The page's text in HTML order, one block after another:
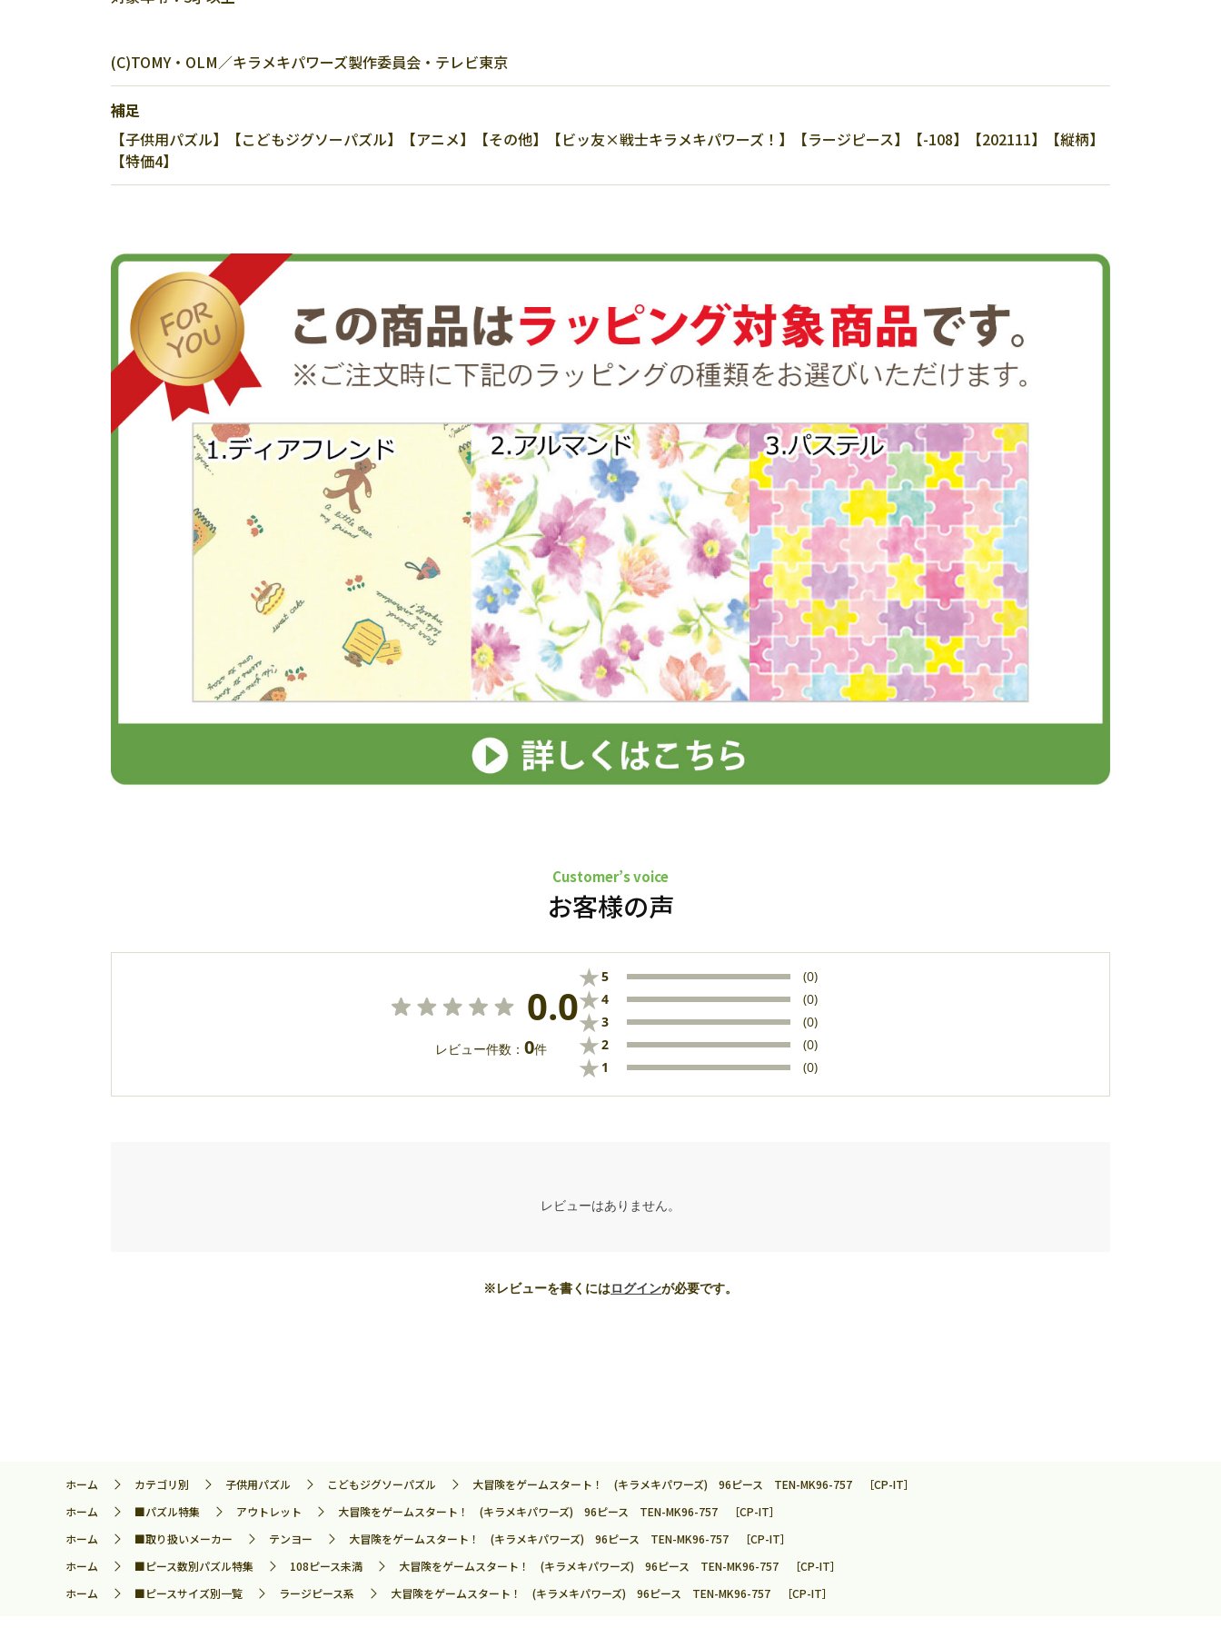
(C)TOMY・OLM／キラメキパワーズ製作委員会・テレビ東京
補足
【子供用パズル】【こどもジグソーパズル】【アニメ】【その他】【ビッ友×戦士キラメキパワーズ！】【ラージピース】【-108】【202111】【縦柄】
【特価4】
Customer’s voice
お客様の声
0.0
レビュー件数： 0件
★5 (0)
★4 (0)
★3 (0)
★2 (0)
★ 1 (0)
レビューはありません。
※レビューを書くにはログインが必要です。
ホーム カテゴリ別 子供用パズル こどもジグソーパズル
大冒険をゲームスタート！ (キラメキパワーズ) 96ピース TEN-MK96-757 ［CP-IT］
ホーム
■パズル特集 アウトレット
大冒険をゲームスタート！ (キラメキパワーズ) 96ピース TEN-MK96-757 ［CP-IT］
ホーム
■取り扱いメーカー テンヨー
大冒険をゲームスタート！ (キラメキパワーズ) 96ピース TEN-MK96-757 ［CP-IT］
ホーム
■ピース数別パズル特集 108ピース未満
大冒険をゲームスタート！ (キラメキパワーズ) 96ピース TEN-MK96-757 ［CP-IT］
ホーム
■ピースサイズ別一覧 ラージピース系 大冒険をゲームスタート！ (キラメキパワーズ) 96ピース TEN-MK96-757 ［CP-IT］